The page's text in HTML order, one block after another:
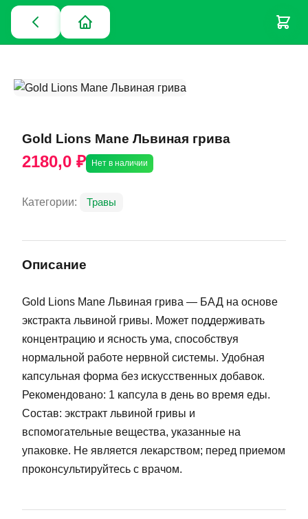
Gold Lions Mane Львиная грива
2180,0 ₽ Нет в наличии
Категории: Травы
Описание
Gold Lions Mane Львиная грива — БАД на основе
экстракта львиной гривы. Может поддерживать
концентрацию и ясность ума, способствуя
нормальной работе нервной системы. Удобная
капсульная форма без искусственных добавок.
Рекомендовано: 1 капсула в день во время еды.
Состав: экстракт львиной гривы и
вспомогательные вещества, указанные на
упаковке. Не является лекарством; перед приемом
проконсультируйтесь с врачом.